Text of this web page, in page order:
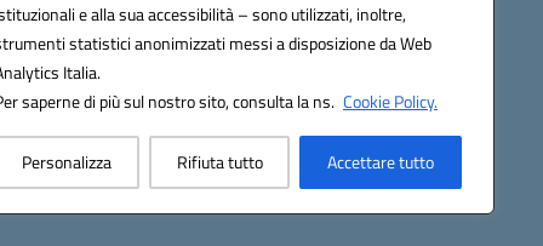
e alla sua accessibilità – sono utilizzati, inoltre,
statistici anonimizzati messi a disposizione da Web
Italia.
saperne di più sul nostro sito, consulta la ns. Cookie Policy.
Personalizza Rifiuta tutto Accettare tutto